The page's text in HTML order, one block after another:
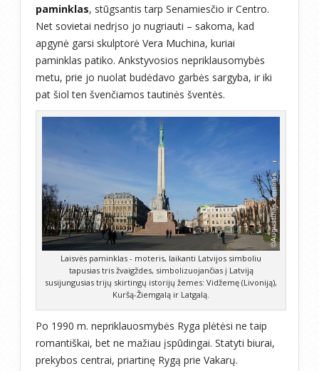
paminklas, stūgsantis tarp Senamiesčio ir Centro.
Net sovietai nedrįso jo nugriauti – sakoma, kad
apgynė garsi skulptorė Vera Muchina, kuriai
paminklas patiko. Ankstyvosios nepriklausomybės
metu, prie jo nuolat budėdavo garbės sargyba, ir iki
pat šiol ten švenčiamos tautinės šventės.
Laisvės paminklas - moteris, laikanti Latvijos simboliu
tapusias tris žvaigždes, simbolizuojančias į Latviją
susijungusias trijų skirtingų istorijų žemes: Vidžemę (Livoniją),
Kuršą-Žiemgalą ir Latgalą.
Po 1990 m. nepriklauosmybės Ryga plėtėsi ne taip
romantiškai, bet ne mažiau įspūdingai. Statyti biurai,
prekybos centrai, priartinę Rygą prie Vakarų.